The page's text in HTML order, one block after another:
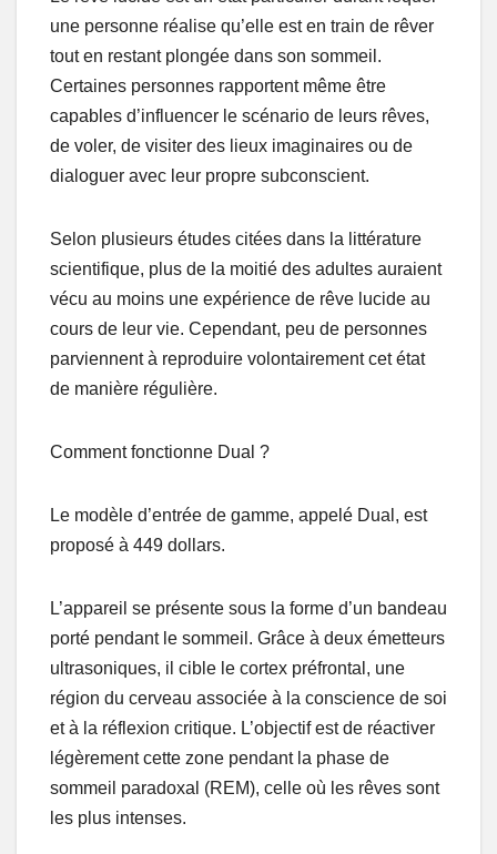
une personne réalise qu’elle est en train de rêver
tout en restant plongée dans son sommeil.
Certaines personnes rapportent même être
capables d’influencer le scénario de leurs rêves,
de voler, de visiter des lieux imaginaires ou de
dialoguer avec leur propre subconscient.
Selon plusieurs études citées dans la littérature
scientifique, plus de la moitié des adultes auraient
vécu au moins une expérience de rêve lucide au
cours de leur vie. Cependant, peu de personnes
parviennent à reproduire volontairement cet état
de manière régulière.
Comment fonctionne Dual ?
Le modèle d’entrée de gamme, appelé Dual, est
proposé à 449 dollars.
L’appareil se présente sous la forme d’un bandeau
porté pendant le sommeil. Grâce à deux émetteurs
ultrasoniques, il cible le cortex préfrontal, une
région du cerveau associée à la conscience de soi
et à la réflexion critique. L’objectif est de réactiver
légèrement cette zone pendant la phase de
sommeil paradoxal (REM), celle où les rêves sont
les plus intenses.